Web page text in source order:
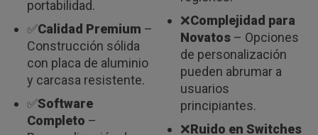
portabilidad.
✅Calidad Premium –
Construcción sólida
con placa de aluminio
y carcasa resistente.
✅Software
Completo –
❌Complejidad para
Novatos– Opciones
de personalización
pueden abrumar a
usuarios
principiantes.
❌Ruido en Switches